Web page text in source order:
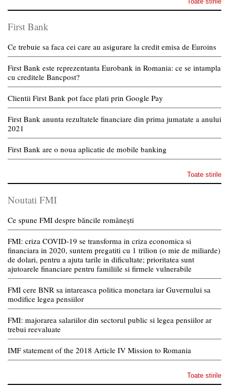
First Bank
Ce trebuie sa faca cei care au asigurare la credit emisa de Euroins
First Bank este reprezentanta Eurobank in Romania: ce se intampla
cu creditele Bancpost?
Clientii First Bank pot face plati prin Google Pay
First Bank anunta rezultatele financiare din prima jumatate a anului
2021
First Bank are o noua aplicatie de mobile banking
Toate stirile
Noutati FMI
Ce spune FMI despre băncile românești
FMI: criza COVID-19 se transforma in criza economica si
financiara in 2020, suntem pregatiti cu 1 trilion (o mie de miliarde)
de dolari, pentru a ajuta tarile in dificultate; prioritatea sunt
ajutoarele financiare pentru familiile si firmele vulnerabile
FMI cere BNR sa intareasca politica monetara iar Guvernului sa
modifice legea pensiilor
FMI: majorarea salariilor din sectorul public si legea pensiilor ar
trebui reevaluate
IMF statement of the 2018 Article IV Mission to Romania
Toate stirile